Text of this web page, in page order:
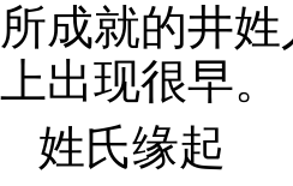
所成就的井
上出现很早。
姓氏缘起